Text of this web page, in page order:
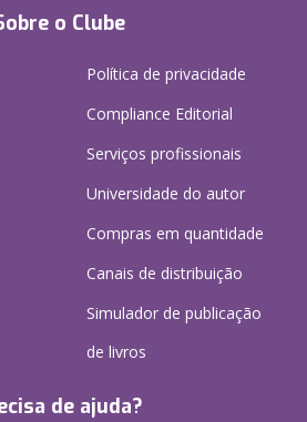
o Clube
Política de privacidade
Compliance Editorial
Serviços profissionais
Universidade do autor
Compras em quantidade
Canais de distribuição
Simulador de publicação
de livros
de ajuda?